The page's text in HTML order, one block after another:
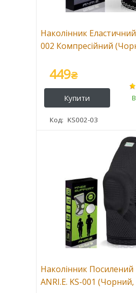
Наколінник Еластичний
002 Компресійний
KS002-03
449₴
Наколінник Посилений
ANRI.E. KS-001